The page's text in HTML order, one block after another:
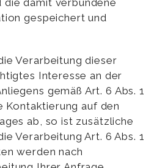
die damit verbundene
gespeichert und
Verarbeitung dieser
Interesse an der
gemäß Art. 6 Abs. 1
Kontaktierung auf den
ab, so ist zusätzliche
Verarbeitung Art. 6 Abs. 1
werden nach